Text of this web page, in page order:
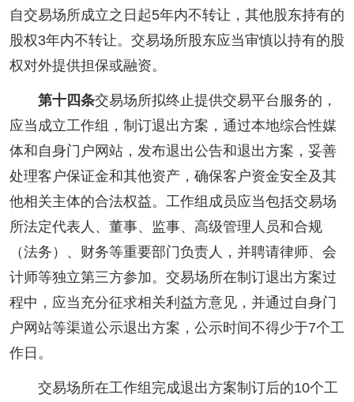
自交易场所成立之日起5年内不转让，其他股东持有的
股权3年内不转让。交易场所股东应当审慎以持有的股
权对外提供担保或融资。
第十四条交易场所拟终止提供交易平台服务的，
应当成立工作组，制订退出方案，通过本地综合性媒
体和自身门户网站，发布退出公告和退出方案，妥善
处理客户保证金和其他资产，确保客户资金安全及其
他相关主体的合法权益。工作组成员应当包括交易场
所法定代表人、董事、监事、高级管理人员和合规
（法务）、财务等重要部门负责人，并聘请律师、会
计师等独立第三方参加。交易场所在制订退出方案过
程中，应当充分征求相关利益方意见，并通过自身门
户网站等渠道公示退出方案，公示时间不得少于7个工
作日。
交易场所在工作组完成退出方案制订后的10个工